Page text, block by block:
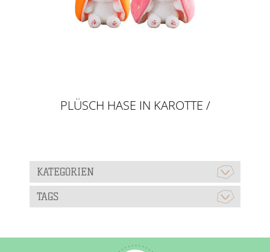
PLÜSCH HASE IN KAROTTE /
KATEGORIEN
TAGS